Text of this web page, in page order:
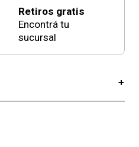
Retiros gratis
Encontrá tu
sucursal